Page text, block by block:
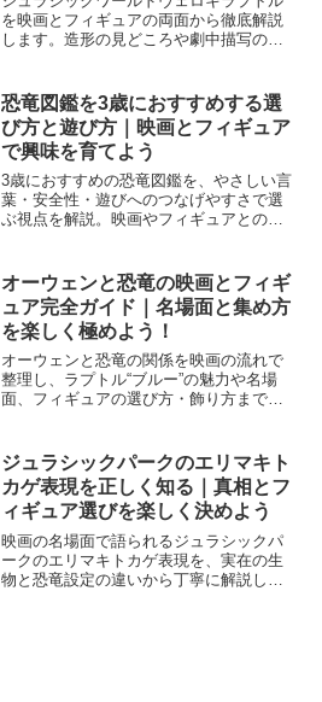
を映画とフィギュアの両面から徹底解説
します。造形の見どころや劇中描写の変
す。
恐竜図鑑を3歳におすすめする選
び方と遊び方｜映画とフィギュア
で興味を育てよう
3歳におすすめの恐竜図鑑を、やさしい言
葉・安全性・遊びへのつなげやすさで選
ぶ視点を解説。映画やフィギュアとの合
オーウェンと恐竜の映画とフィギ
ュア完全ガイド｜名場面と集め方
を楽しく極めよう！
オーウェンと恐竜の関係を映画の流れで
整理し、ラプトル“ブルー”の魅力や名場
面、フィギュアの選び方・飾り方までを
信を持って楽しめます。
ジュラシックパークのエリマキト
カゲ表現を正しく知る｜真相とフ
ィギュア選びを楽しく決めよう
映画の名場面で語られるジュラシックパ
ークのエリマキトカゲ表現を、実在の生
物と恐竜設定の違いから丁寧に解説しま